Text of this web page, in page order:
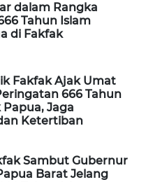
dalam Rangka
Tahun Islam
di Fakfak
Fakfak Ajak Umat
666 Tahun
Jaga
Ketertiban
Sambut Gubernur
Barat Jelang